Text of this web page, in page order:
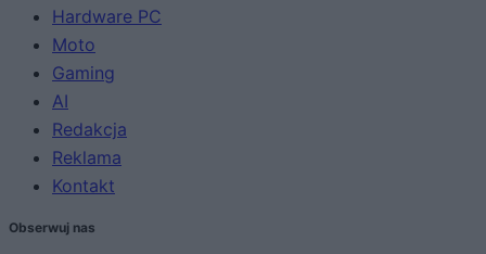
Hardware PC
Moto
Gaming
AI
Redakcja
Reklama
Kontakt
Obserwuj nas